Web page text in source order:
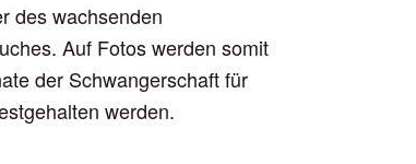
des wachsenden
Auf Fotos werden somit
der Schwangerschaft für
werden.